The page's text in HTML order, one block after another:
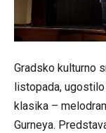
Gradsko kulturno
listopada,
klasika –
Gurneya.